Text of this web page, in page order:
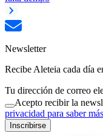
Newsletter
Recibe Aleteia cada día
Tu dirección de correo
Acepto recibir la
privacidad para saber
Inscribirse